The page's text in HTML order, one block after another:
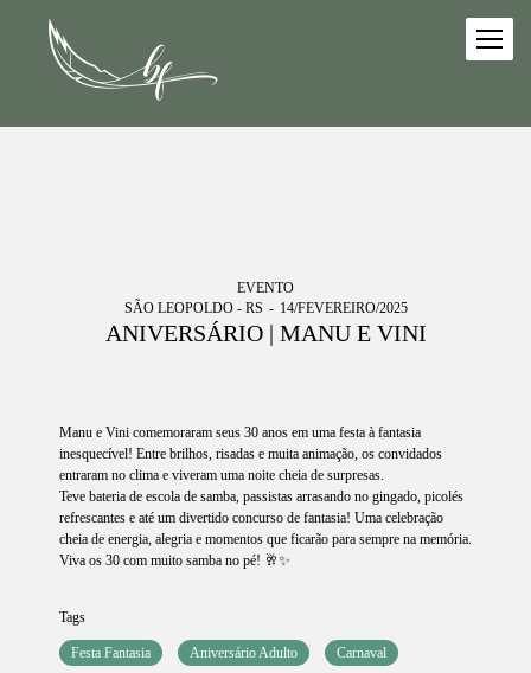
EVENTO
SÃO LEOPOLDO - RS
14/FEVEREIRO/2025
ANIVERSÁRIO | MANU E VINI
Manu e Vini comemoraram seus 30 anos em uma festa à fantasia
inesquecível! Entre brilhos, risadas e muita animação, os convidados
entraram no clima e viveram uma noite cheia de surpresas.
Teve bateria de escola de samba, passistas arrasando no gingado, picolés
refrescantes e até um divertido concurso de fantasia! Uma celebração
cheia de energia, alegria e momentos que ficarão para sempre na memória.
Viva os 30 com muito samba no pé! 🥂✨
Tags
Festa Fantasia Aniversário Adulto Carnaval